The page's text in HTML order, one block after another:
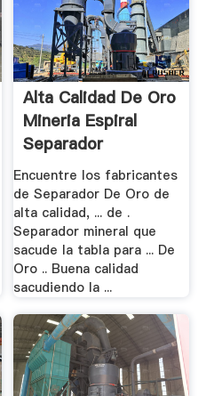
Alta Calidad De Oro
Mineria Espiral
Separador
Encuentre los fabricantes
de Separador De Oro de
alta calidad, ... de .
Separador mineral que
sacude la tabla para ... De
Oro .. Buena calidad
sacudiendo la ...